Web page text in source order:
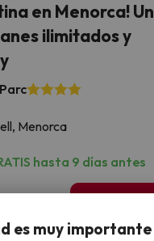
en Menorca! Un
ilimitados y
Menorca
hasta 9 días antes
es muy importante